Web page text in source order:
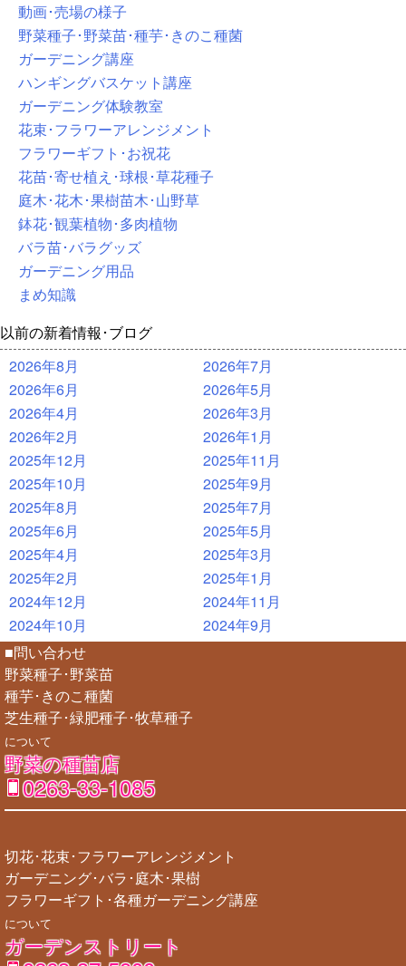
動画･売場の様子
野菜種子･野菜苗･種芋･きのこ種菌
ガーデニング講座
ハンギングバスケット講座
ガーデニング体験教室
花束･フラワーアレンジメント
フラワーギフト･お祝花
花苗･寄せ植え･球根･草花種子
庭木･花木･果樹苗木･山野草
鉢花･観葉植物･多肉植物
バラ苗･バラグッズ
ガーデニング用品
まめ知識
以前の新着情報･ブログ
2026年8月
2026年7月
2026年6月
2026年5月
2026年4月
2026年3月
2026年2月
2026年1月
2025年12月
2025年11月
2025年10月
2025年9月
2025年8月
2025年7月
2025年6月
2025年5月
2025年4月
2025年3月
2025年2月
2025年1月
2024年12月
2024年11月
2024年10月
2024年9月
■問い合わせ
野菜種子･野菜苗
種芋･きのこ種菌
芝生種子･緑肥種子･牧草種子
について
野菜の種苗店
0263-33-1085
切花･花束･フラワーアレンジメント
ガーデニング･バラ･庭木･果樹
フラワーギフト･各種ガーデニング講座
について
ガーデンストリート